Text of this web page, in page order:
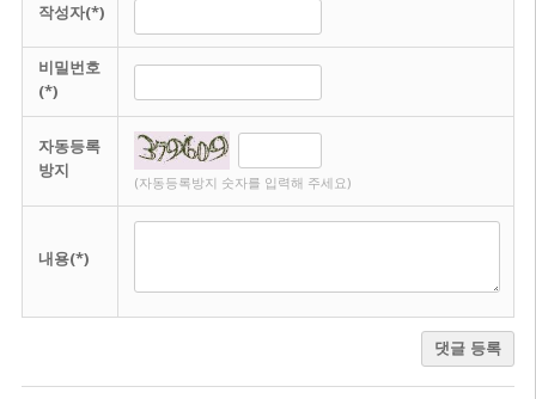
작성자(*)
비밀번호
(*)
자동등록
방지
(자동등록방지 숫자를 입력해 주세요)
내용(*)
댓글 등록